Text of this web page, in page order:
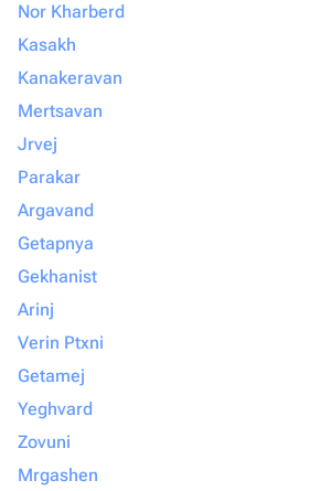
Nor Kharberd
Kasakh
Kanakeravan
Mertsavan
Jrvej
Parakar
Argavand
Getapnya
Gekhanist
Arinj
Verin Ptxni
Getamej
Yeghvard
Zovuni
Mrgashen